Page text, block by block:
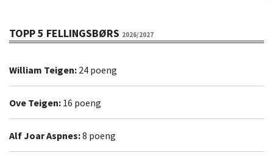
TOPP 5 FELLINGSBØRS 2026/2027
William Teigen: 24 poeng
Ove Teigen: 16 poeng
Alf Joar Aspnes:8 poeng